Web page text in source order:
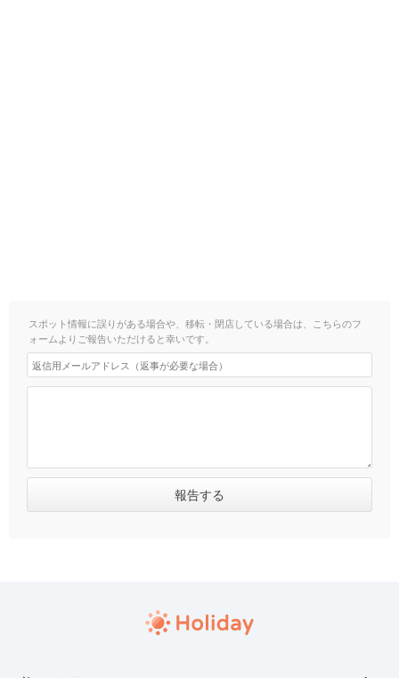
スポット情報に誤りがある場合や、移転・閉店している場合は、こちらのフ
ォームよりご報告いただけると幸いです。